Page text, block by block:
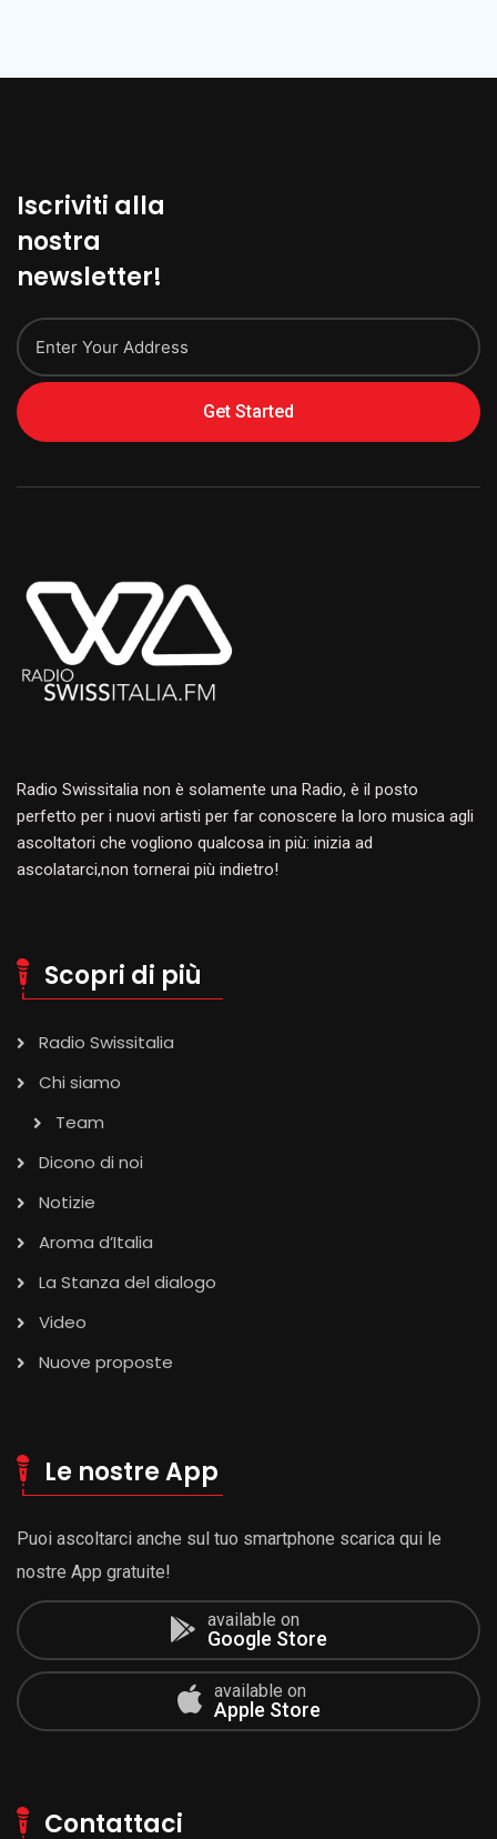
Iscriviti alla
nostra
newsletter!
Get Started
Radio Swissitalia non è solamente una Radio, è il posto
perfetto per i nuovi artisti per far conoscere la loro musica agli
ascoltatori che vogliono qualcosa in più: inizia ad
ascolatarci,non tornerai più indietro!
Scopri di più
Radio Swissitalia
Chi siamo
Team
Dicono di noi
Notizie
Aroma d’Italia
La Stanza del dialogo
Video
Nuove proposte
Le nostre App
Puoi ascoltarci anche sul tuo smartphone scarica qui le
nostre App gratuite!
available on
Google Store
available on
Apple Store
Contattaci